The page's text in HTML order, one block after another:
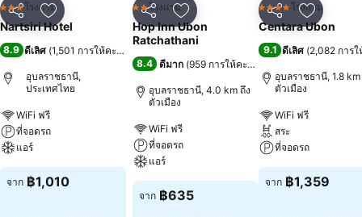
แชร์ เพิ่มในรายการโปรด
3 ดาวโรงแรม
Nartsiri Hotel
8.9 ดีเลิศ (1,501 การให้คะแนน
อุบลราชธานี,
ประเทศไทย
WiFi ฟรี
ที่จอดรถ
แอร์
จาก ฿1,010
แชร์ เพิ่มในรายการโปรด
2 ดาวโรงแรม
Hop Inn Ubon
Ratchathani
8.4 ดีมาก (959 การให้คะแนน
อุบลราชธานี, 4.0 km ถึง
ตัวเมือง
WiFi ฟรี
ที่จอดรถ
แอร์
จาก ฿635
แชร์ เพิ่มในรา
4 ดาว โรงแรม
Centara Ubon
9.1 ดีเลิศ (2,082 การ
อุบลราชธานี, 1.8 km
ตัวเมือง
WiFi ฟรี
สระ
ที่จอดรถ
จาก ฿1,359